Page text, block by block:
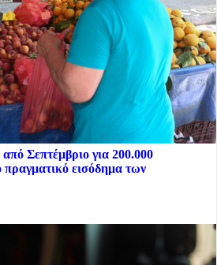
Σεπτέμβριο για 200.000
πραγματικό εισόδημα των